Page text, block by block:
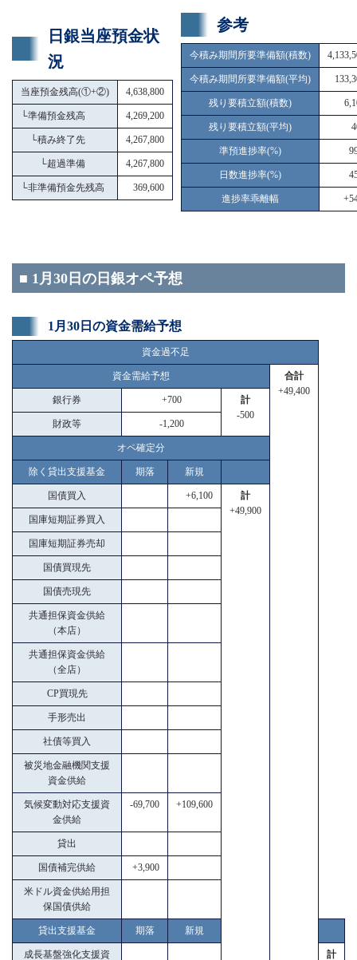
日銀当座預金状
況
当座預金残高(①+②) 4,638,800
└準備預金残高 4,269,200
└積み終了先 4,267,800
└超過準備 4,267,800
└非準備預金先残高 369,600
参考
今積み期間所要準備額(積数)
今積み期間所要準備額(平均)
残り要積立額(積数)
残り要積立額(平均)
準預進捗率(%)
日数進捗率(%)
進捗率乖離幅
■ 1月30日の日銀オペ予想
1月30日の資金需給予想
資金過不足
資金需給予想
合計
+49,400
銀行券 +700
計
-500
財政等 -1,200
オペ確定分
除く貸出支援基金 期落 新規
国債買入 +6,100
計
+49,900
国庫短期証券買入
国庫短期証券売却
国債買現先
国債売現先
共通担保資金供給
（本店）
共通担保資金供給
（全店）
CP買現先
手形売出
社債等買入
被災地金融機関支援
資金供給
気候変動対応支援資
金供給
-69,700 +109,600
貸出
国債補完供給 +3,900
米ドル資金供給用担
保国債供給
貸出支援基金 期落 新規
成長基盤強化支援資 計